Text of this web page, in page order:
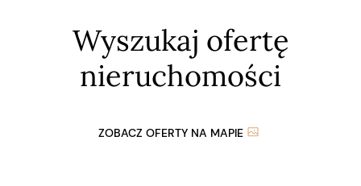
Wyszukaj ofertę
nieruchomości
ZOBACZ OFERTY NA MAPIE